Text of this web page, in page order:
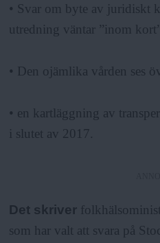
• Svar om byte av juridiskt
utredning väntar ”inom
• Den ojämlika vården ses
• en kartläggning av
i slutet av 2017.
Det skriver
som har valt att svara på